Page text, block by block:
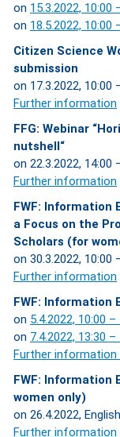
on 15.3.2022, 10:00
on 18.5.2022, 10:00
Citizen Science
submission
on 17.3.2022, 10:00
Further information
FFG: Webinar
nutshell“
on 22.3.2022, 14:00
Further information
FWF: Information
a Focus on the
Scholars (for
on 30.3.2022, 10:00
Further information
FWF: Information
on 5.4.2022, 10:00
on 7.4.2022, 13:30 –
Further information
FWF: Information
women only)
on 26.4.2022, English
Further information